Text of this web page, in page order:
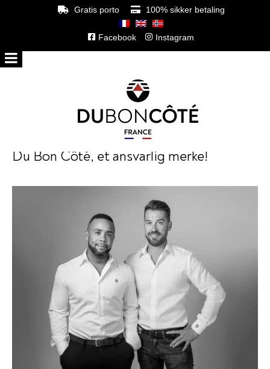
Gratis porto 100% sikker betaling
Facebook Instagram
Du Bon Côté, et ansvarlig merke!